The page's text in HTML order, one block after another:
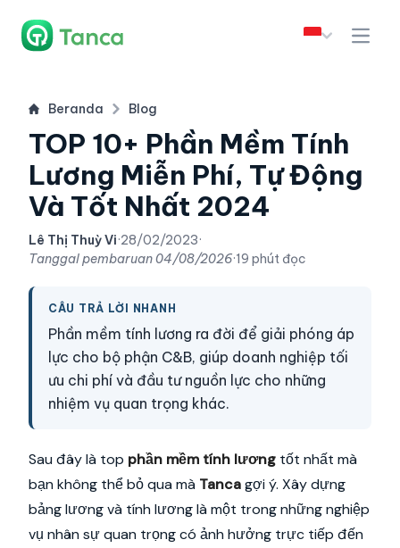
Beranda Blog
TOP 10+ Phần Mềm Tính
Lương Miễn Phí, Tự Động
Và Tốt Nhất 2024
Lê Thị Thuỳ Vi·28/02/2023·
Tanggal pembaruan04/08/2026·19 phút đọc
CÂU TRẢ LỜI NHANH
Phần mềm tính lương ra đời để giải phóng áp
lực cho bộ phận C&B, giúp doanh nghiệp tối
ưu chi phí và đầu tư nguồn lực cho những
nhiệm vụ quan trọng khác.
Sau đây là top phần mềm tính lương tốt nhất mà
bạn không thể bỏ qua mà Tancagợi ý. Xây dựng
bảng lương và tính lương là một trong những nghiệp
vụ nhân sự quan trọng có ảnh hưởng trực tiếp đến